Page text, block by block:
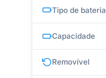
Tipo de bateria
Capacidade
Removível